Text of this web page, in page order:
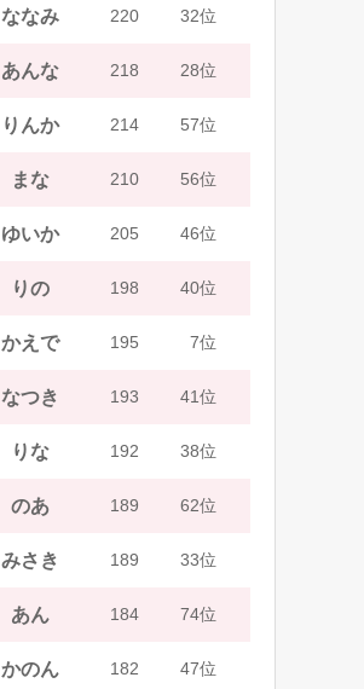
ななみ 220 32位
あんな 218 28位
りんか 214 57位
まな 210 56位
ゆいか 205 46位
りの 198 40位
かえで 195 7位
なつき 193 41位
りな 192 38位
のあ 189 62位
みさき 189 33位
あん 184 74位
かのん 182 47位